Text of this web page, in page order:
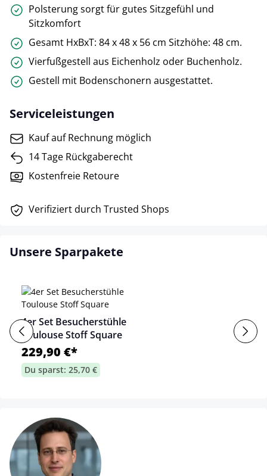
Polsterung sorgt für gutes Sitzgefühl und
Sitzkomfort
Gesamt HxBxT: 84 x 48 x 56 cm Sitzhöhe: 48 cm.
Vierfußgestell aus Eichenholz oder Buchenholz.
Gestell mit Bodenschonern ausgestattet.
Serviceleistungen
Kauf auf Rechnung möglich
14 Tage Rückgaberecht
Kostenfreie Retoure
Verifiziert durch Trusted Shops
Unsere Sparpakete
4er Set Besucherstühle
Toulouse Stoff Square
229,90 €*
Du sparst: 25,70 €